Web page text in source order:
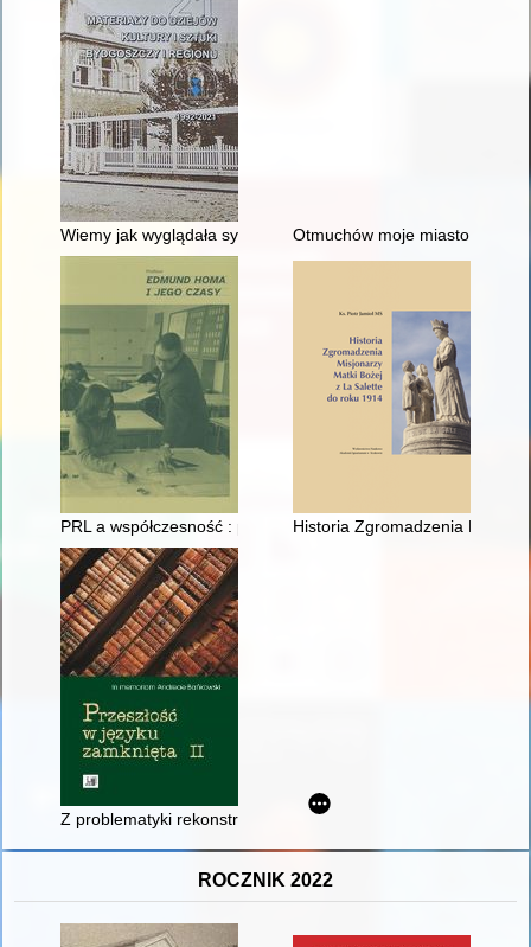
Wiemy jak wyglądała synagoga w Solcu Kujawskim
Otmuchów moje miasto -
PRL a współczesność : porównanie procesu
Historia Zgromadzenia
Z problematyki rekonstrukcji wymarłej leksyki topograficznej -
ROCZNIK 2022